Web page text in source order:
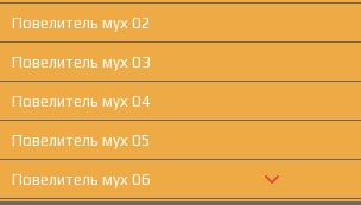
Повелитель мух 02
Повелитель мух 03
Повелитель мух 04
Повелитель мух 05
Повелитель мух 06